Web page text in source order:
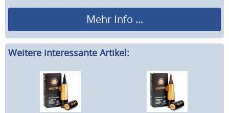
Mehr Info ...
Weitere interessante Artikel: